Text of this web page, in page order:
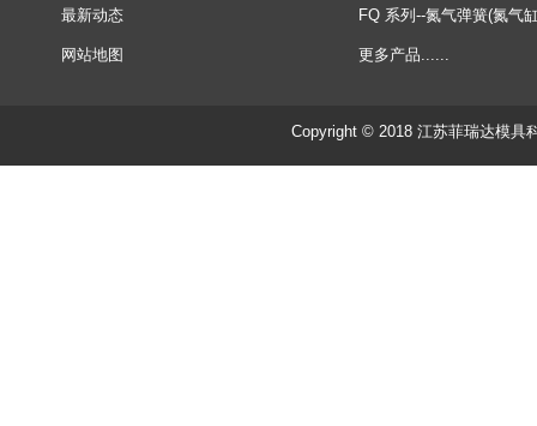
最新动态 FQ 系列--氮气弹簧(氮气
网站地图 更多产品......
Copyright © 2018 江苏菲瑞达模具